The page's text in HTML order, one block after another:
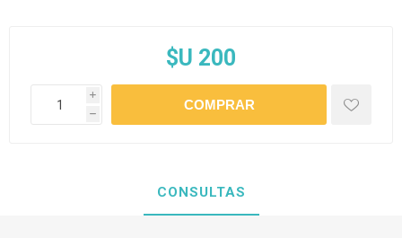
$U 200
i
h
CONSULTAS